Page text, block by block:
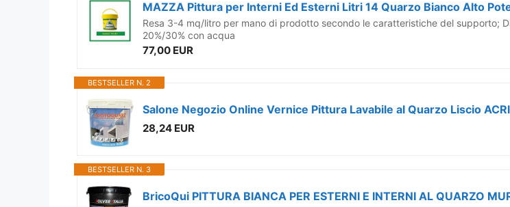
Resa 3-4 mq/litro per mano di prodotto secondo le caratteristiche del supporto;
20%/30% con acqua
77,00 EUR
BESTSELLER N. 2
28,24 EUR
BESTSELLER N. 3